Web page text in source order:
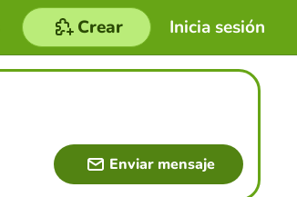
Inicia sesión
Crear
Enviar mensaje